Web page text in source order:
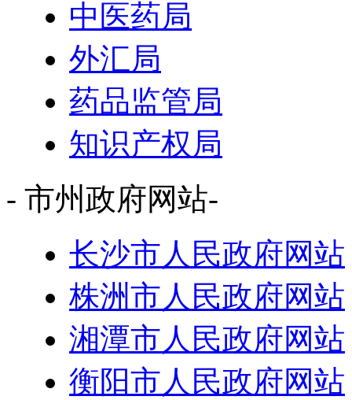
中医药局
外汇局
药品监管局
知识产权局
- 市州政府网站-
长沙市人民政府网站
株洲市人民政府网站
湘潭市人民政府网站
衡阳市人民政府网站